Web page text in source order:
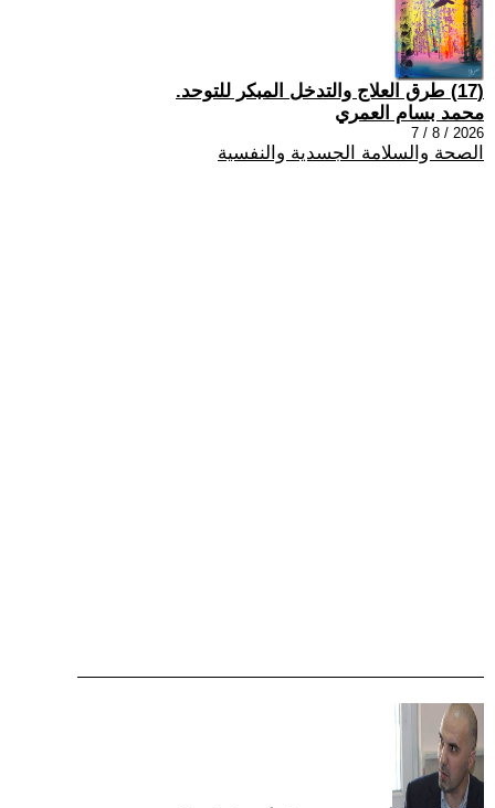
(17) طرق العلاج والتدخل المبكر للتوحد.
محمد بسام العمري
2026 / 8 / 7
الصحة والسلامة الجسدية والنفسية